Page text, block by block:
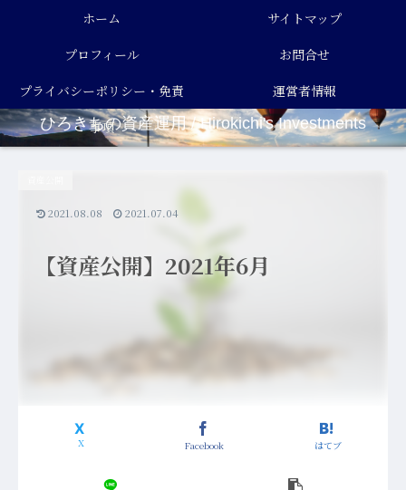
ひろきちの資産運用 / Hirokichi's Investments
ホーム
サイトマップ
プロフィール
お問合せ
プライバシーポリシー・免責
事項
運営者情報
【資産公開】2021年6月
Facebook はてブ
2021.08.08 2021.07.04